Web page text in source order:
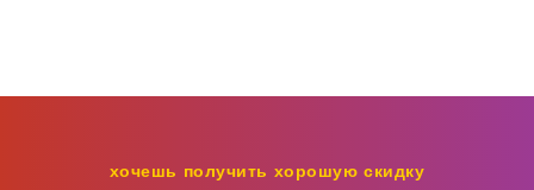
хочешь получить хорошую скидку